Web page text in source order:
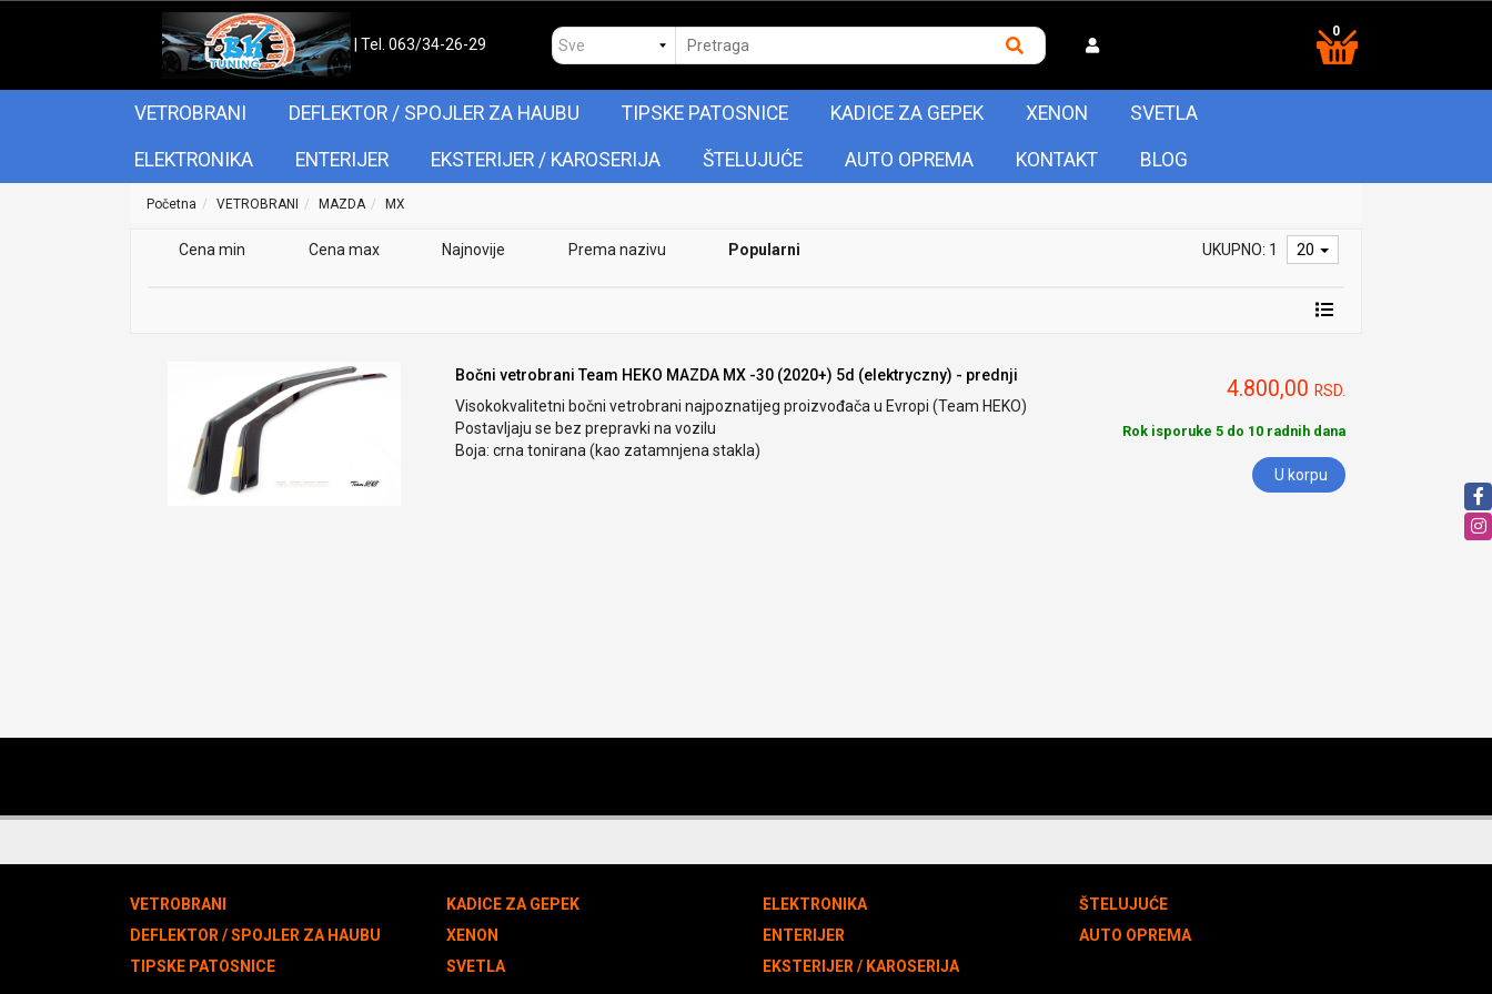
| Tel. 063/34-26-29
0
VETROBRANI DEFLEKTOR / SPOJLER ZA HAUBU TIPSKE PATOSNICE KADICE ZA GEPEK XENON SVETLA
ELEKTRONIKA ENTERIJER EKSTERIJER / KAROSERIJA ŠTELUJUĆE AUTO OPREMA KONTAKT BLOG
Početna VETROBRANI MAZDA MX
Cena min Cena max Najnovije Prema nazivu Popularni UKUPNO: 1 20
Bočni vetrobrani Team HEKO MAZDA MX -30 (2020+) 5d (elektryczny) - prednji
Visokokvalitetni bočni vetrobrani najpoznatijeg proizvođača u Evropi (Team HEKO)
Postavljaju se bez prepravki na vozilu
Boja: crna tonirana (kao zatamnjena stakla)
4.800,00 RSD.
Rok isporuke 5 do 10 radnih dana
U korpu
VETROBRANI
DEFLEKTOR / SPOJLER ZA HAUBU
TIPSKE PATOSNICE
KADICE ZA GEPEK
XENON
SVETLA
ELEKTRONIKA
ENTERIJER
EKSTERIJER / KAROSERIJA
ŠTELUJUĆE
AUTO OPREMA